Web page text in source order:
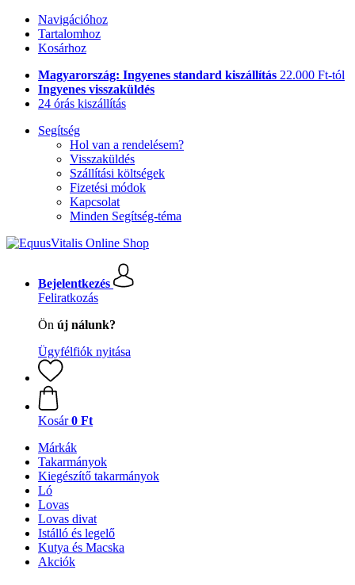
Navigációhoz
Tartalomhoz
Kosárhoz
Magyarország: Ingyenes standard kiszállítás 22.000 Ft-tól
Ingyenes visszaküldés
24 órás kiszállítás
Segítség
Hol van a rendelésem?
Visszaküldés
Szállítási költségek
Fizetési módok
Kapcsolat
Minden Segítség-téma
Bejelentkezés
Feliratkozás
Ön új nálunk?
Ügyfélfiók nyitása
Kosár 0 Ft
Márkák
Takarmányok
Kiegészítő takarmányok
Ló
Lovas
Lovas divat
Istálló és legelő
Kutya és Macska
Akciók